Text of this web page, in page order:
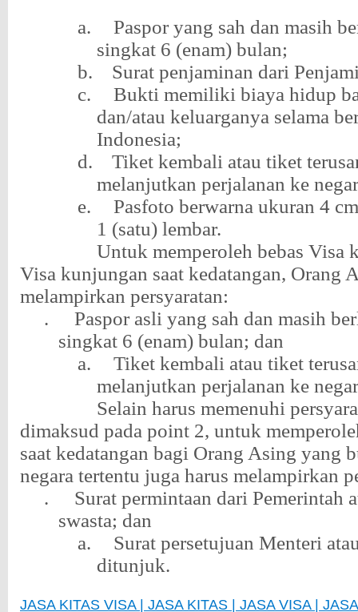
a.
Paspor yang sah dan masih
singkat 6 (enam) bulan;
b.
Surat penjaminan dari
c.
Bukti memiliki biaya hidup
dan/atau keluarganya selama
Indonesia;
d.
Tiket kembali atau tiket
melanjutkan perjalanan ke
e.
Pasfoto berwarna ukuran 4
1 (satu) lembar.
Untuk memperoleh bebas Visa
Visa kunjungan saat kedatangan, Orang
melampirkan persyaratan:
.
Paspor asli yang sah dan masih
singkat 6 (enam) bulan; dan
a.
Tiket kembali atau tiket
melanjutkan perjalanan ke
Selain harus memenuhi
dimaksud pada point 2, untuk
saat kedatangan bagi Orang Asing yang
negara tertentu juga harus melampirkan
.
Surat permintaan dari Pemerintah
swasta; dan
a.
Surat persetujuan Menteri
ditunjuk.
JASA KITAS VISA | JASA KITAS | JASA VISA |